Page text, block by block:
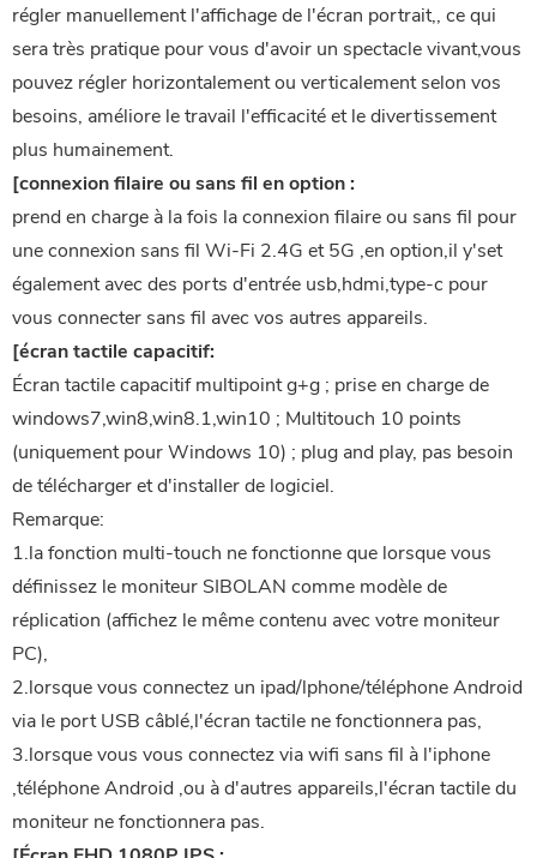
régler manuellement l'affichage de l'écran portrait,, ce qui
sera très pratique pour vous d'avoir un spectacle vivant,vous
pouvez régler horizontalement ou verticalement selon vos
besoins, améliore le travail l'efficacité et le divertissement
plus humainement.
[connexion filaire ou sans fil en option :
prend en charge à la fois la connexion filaire ou sans fil pour
une connexion sans fil Wi-Fi 2.4G et 5G ,en option,il y'set
également avec des ports d'entrée usb,hdmi,type-c pour
vous connecter sans fil avec vos autres appareils.
[écran tactile capacitif:
Écran tactile capacitif multipoint g+g ; prise en charge de
windows7,win8,win8.1,win10 ; Multitouch 10 points
(uniquement pour Windows 10) ; plug and play, pas besoin
de télécharger et d'installer de logiciel.
Remarque:
1.la fonction multi-touch ne fonctionne que lorsque vous
définissez le moniteur SIBOLAN comme modèle de
réplication (affichez le même contenu avec votre moniteur
PC),
2.lorsque vous connectez un ipad/lphone/téléphone Android
via le port USB câblé,l'écran tactile ne fonctionnera pas,
3.lorsque vous vous connectez via wifi sans fil à l'iphone
,téléphone Android ,ou à d'autres appareils,l'écran tactile du
moniteur ne fonctionnera pas.